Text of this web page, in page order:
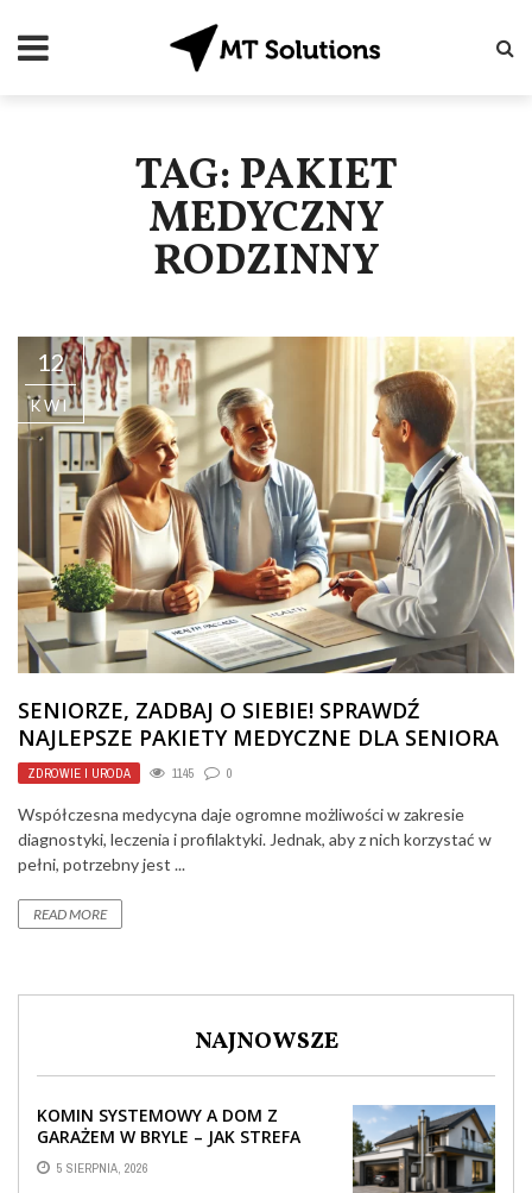
TAG: PAKIET
MEDYCZNY
RODZINNY
12
KWI
SENIORZE, ZADBAJ O SIEBIE! SPRAWDŹ
NAJLEPSZE PAKIETY MEDYCZNE DLA SENIORA
ZDROWIE I URODA 1145 0
Współczesna medycyna daje ogromne możliwości w zakresie
diagnostyki, leczenia i profilaktyki. Jednak, aby z nich korzystać w
pełni, potrzebny jest ...
READ MORE
NAJNOWSZE
KOMIN SYSTEMOWY A DOM Z
GARAŻEM W BRYLE – JAK STREFA
TECHNICZNA WPŁYWA NA
PROWADZENIE ...
5 SIERPNIA, 2026